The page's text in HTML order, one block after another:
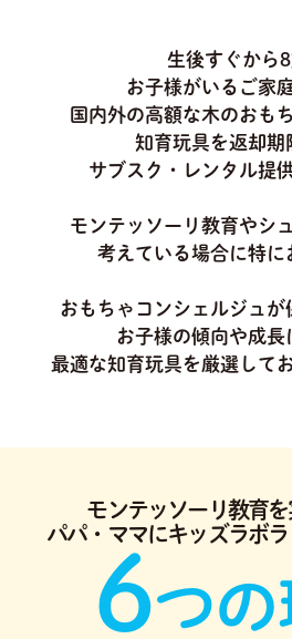
生後すぐから
お子様がいるご家
国内外の高額な木のおも
知育玩具を返却期
サブスク・レンタル提
モンテッソーリ教育やシ
考えている場合に特に
おもちゃコンシェルジュが
お子様の傾向や成長
最適な知育玩具を厳選して
モンテッソーリ教育
パパ・ママにキッズラボ
6つの